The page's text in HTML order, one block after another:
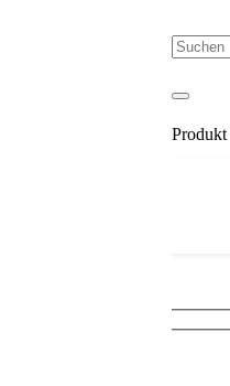
Produkt